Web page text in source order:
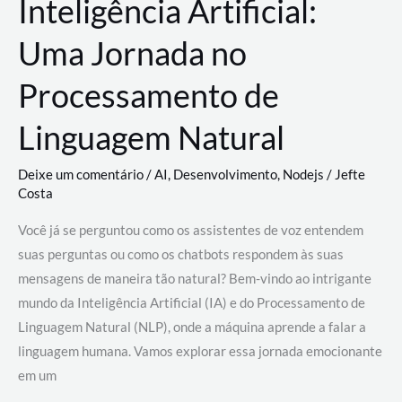
Inteligência Artificial:
Uma Jornada no
Processamento de
Linguagem Natural
Deixe um comentário/AI, Desenvolvimento, Nodejs / Jefte
Costa
Você já se perguntou como os assistentes de voz entendem
suas perguntas ou como os chatbots respondem às suas
mensagens de maneira tão natural? Bem-vindo ao intrigante
mundo da Inteligência Artificial (IA) e do Processamento de
Linguagem Natural (NLP), onde a máquina aprende a falar a
linguagem humana. Vamos explorar essa jornada emocionante
em um